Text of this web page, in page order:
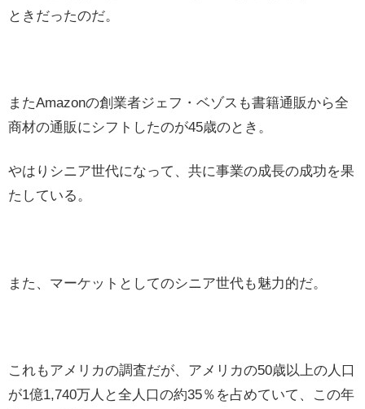
ときだったのだ。
またAmazonの創業者ジェフ・ベゾスも書籍通販から全
商材の通販にシフトしたのが45歳のとき。
やはりシニア世代になって、共に事業の成長の成功を果
たしている。
また、マーケットとしてのシニア世代も魅力的だ。
これもアメリカの調査だが、アメリカの50歳以上の人口
が1億1,740万人と全人口の約35％を占めていて、この年